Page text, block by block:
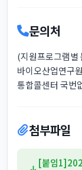
문의처
(지원프로그램별
바이오산업연구
통합콜센터 국번
첨부파일
[붙임